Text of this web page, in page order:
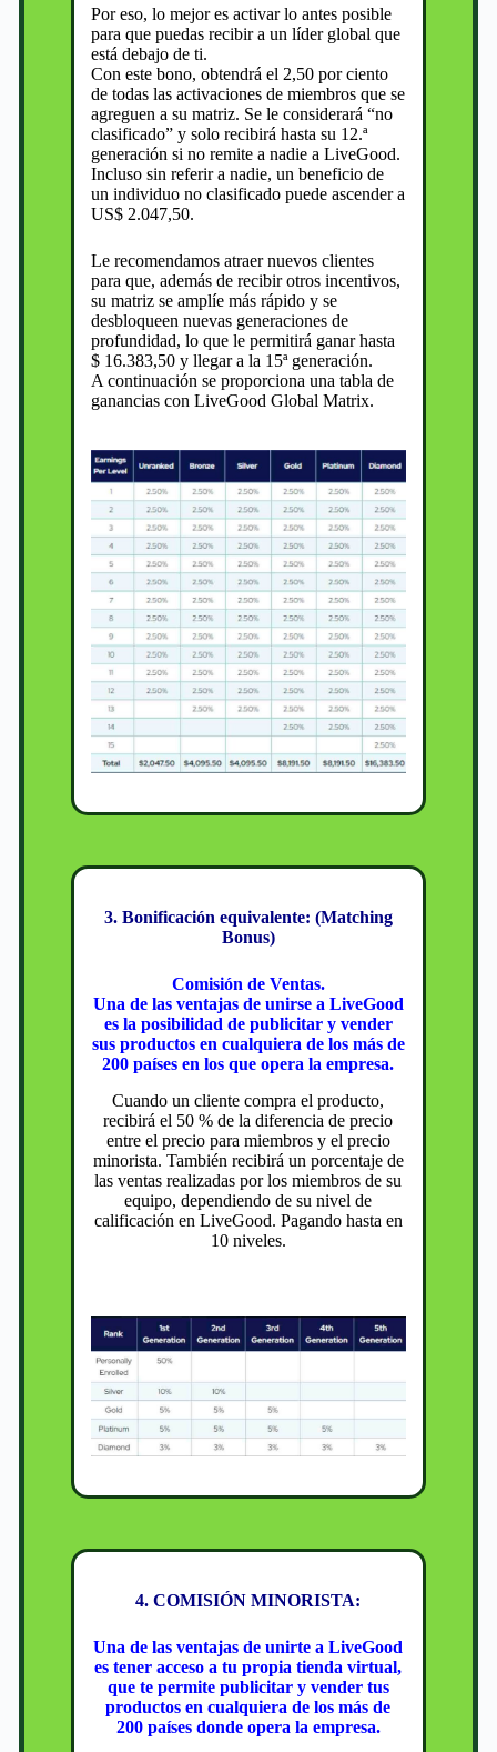
Por eso, lo mejor es activar lo antes posible
para que puedas recibir a un líder global que
está debajo de ti.
Con este bono, obtendrá el 2,50 por ciento
de todas las activaciones de miembros que se
agreguen a su matriz. Se le considerará “no
clasificado” y solo recibirá hasta su 12.ª
generación si no remite a nadie a LiveGood.
Incluso sin referir a nadie, un beneficio de
un individuo no clasificado puede ascender a
US$ 2.047,50.
Le recomendamos atraer nuevos clientes
para que, además de recibir otros incentivos,
su matriz se amplíe más rápido y se
desbloqueen nuevas generaciones de
profundidad, lo que le permitirá ganar hasta
$ 16.383,50 y llegar a la 15ª generación.
A continuación se proporciona una tabla de
ganancias con LiveGood Global Matrix.
3. Bonificación equivalente: (Matching
Bonus)
Comisión de Ventas.
Una de las ventajas de unirse a LiveGood
es la posibilidad de publicitar y vender
sus productos en cualquiera de los más de
200 países en los que opera la empresa.
Cuando un cliente compra el producto,
recibirá el 50 % de la diferencia de precio
entre el precio para miembros y el precio
minorista. También recibirá un porcentaje de
las ventas realizadas por los miembros de su
equipo, dependiendo de su nivel de
calificación en LiveGood. Pagando hasta en
10 niveles.
4. COMISIÓN MINORISTA:
Una de las ventajas de unirte a LiveGood
es tener acceso a tu propia tienda virtual,
que te permite publicitar y vender tus
productos en cualquiera de los más de
200 países donde opera la empresa.